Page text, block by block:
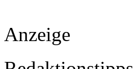
Anzeige